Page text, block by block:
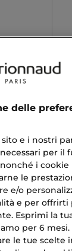
PER TE
delle
sito e i nostri
per il
i cookie
le
e/o
e per offrirti
Esprimi la
per 6 mesi.
le tue scelte